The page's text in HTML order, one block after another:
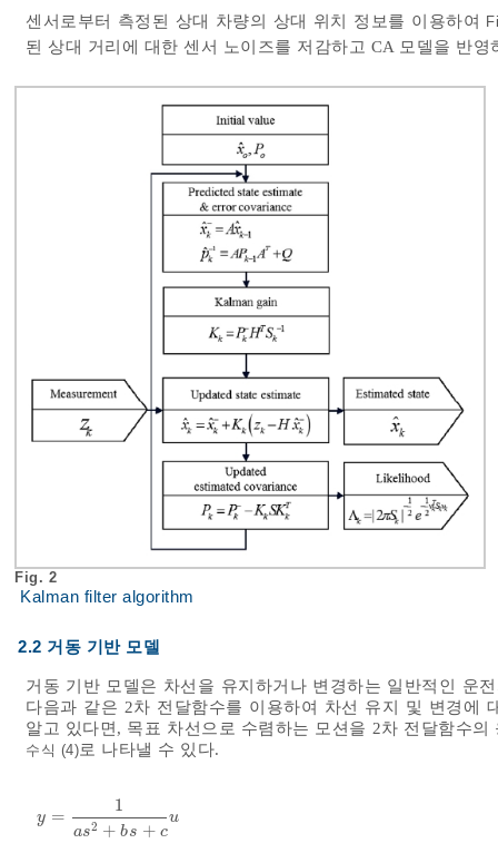
센서로부터 측정된 상대 차량의 상대 위치 정보를 이용하여
된 상대 거리에 대한 센서 노이즈를 저감하고 CA 모델을 반
Fig. 2
Kalman filter algorithm
2.2 거동 기반 모델
거동 기반 모델은 차선을 유지하거나 변경하는 일반적인 운
다음과 같은 2차 전달함수를 이용하여 차선 유지 및 변경에
알고 있다면, 목표 차선으로 수렴하는 모션을 2차 전달함수
수식 (4)로 나타낼 수 있다.
y =
1
as2 + bs + c
u
y=1as2+bs+cu